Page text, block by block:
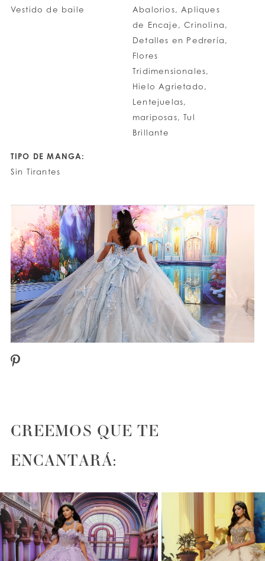
Vestido de baile
Abalorios, Apliques
de Encaje, Crinolina,
Detalles en Pedrería,
Flores
Tridimensionales,
Hielo Agrietado,
Lentejuelas,
mariposas, Tul
Brillante
TIPO DE MANGA:
Sin Tirantes
PAUSE AUTOPLAY
PREVIOUS SLIDE
NEXT SLIDE
1
CREEMOS QUE TE
ENCANTARÁ:
0
1
2